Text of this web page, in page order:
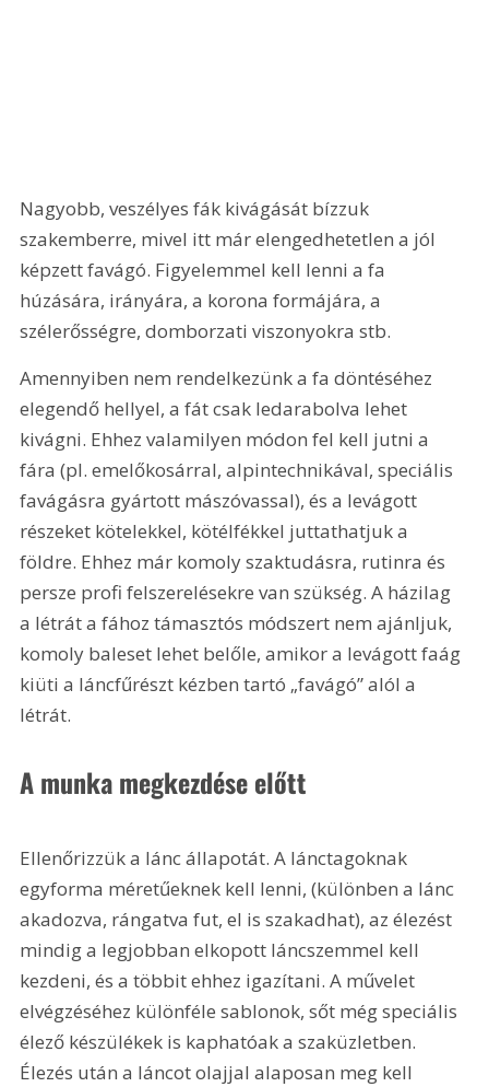
Nagyobb, veszélyes fák kivágását bízzuk
szakemberre, mivel itt már elengedhetetlen a jól
képzett favágó. Figyelemmel kell lenni a fa
húzására, irányára, a korona formájára, a
szélerősségre, domborzati viszonyokra stb.
Amennyiben nem rendelkezünk a fa döntéséhez
elegendő hellyel, a fát csak ledarabolva lehet
kivágni. Ehhez valamilyen módon fel kell jutni a
fára (pl. emelőkosárral, alpintechnikával, speciális
favágásra gyártott mászóvassal), és a levágott
részeket kötelekkel, kötélfékkel juttathatjuk a
földre. Ehhez már komoly szaktudásra, rutinra és
persze profi felszerelésekre van szükség. A házilag
a létrát a fához támasztós módszert nem ajánljuk,
komoly baleset lehet belőle, amikor a levágott faág
kiüti a láncfűrészt kézben tartó „favágó” alól a
létrát.
A munka megkezdése előtt
Ellenőrizzük a lánc állapotát. A lánctagoknak
egyforma méretűeknek kell lenni, (különben a lánc
akadozva, rángatva fut, el is szakadhat), az élezést
mindig a legjobban elkopott láncszemmel kell
kezdeni, és a többit ehhez igazítani. A művelet
elvégzéséhez különféle sablonok, sőt még speciális
élező készülékek is kaphatóak a szaküzletben.
Élezés után a láncot olajjal alaposan meg kell